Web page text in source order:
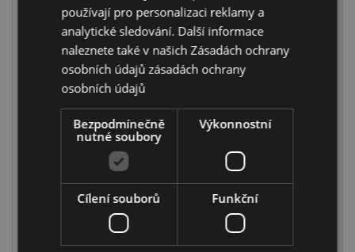
Taška na
skladování -
Moomin -
Mumínek -
zahrada
LBAG59
skladě
PŘIHLÁŠENÍ
Taška na
skladování -
kaktus
LBAG60
217 na skladě
PŘIHLÁŠENÍ
používají pro personalizaci reklamy a
analytické sledování. Další informace
naleznete také v našich Zásadách ochrany
osobních údajů zásadách ochrany
osobních údajů
Bezpodmínečně
nutné soubory
Výkonnostní
Cílení souborů Funkční